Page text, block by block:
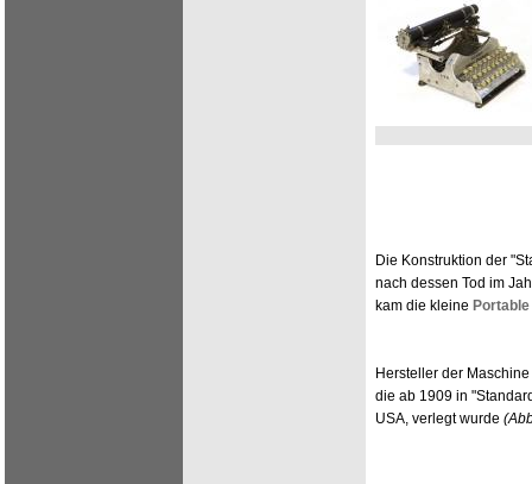
Die Konstruktion der
nach dessen Tod im
kam die kleine Portable
Hersteller der
die ab 1909 in
USA, verlegt wurde